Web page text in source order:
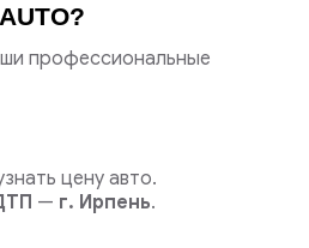
профессиональные
цену авто.
— г. Ирпень.